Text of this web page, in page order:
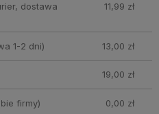
dostawa
11,99 zł
1-2 dni) 13,00 zł
19,00 zł
firmy) 0,00 zł